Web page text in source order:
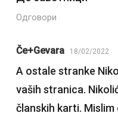
Одговори
Če+Gevara 18/02/2022
A ostale stranke
vaših stranica.
članskih karti.